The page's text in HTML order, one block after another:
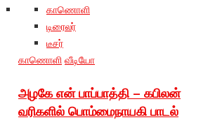
காணொளி
டிரைலர்
டீசர்
காணொளி வீடியோ
அழகே என் பாப்பாத்தி – கபிலன்
வரிகளில் பொம்மைநாயகி பாடல்